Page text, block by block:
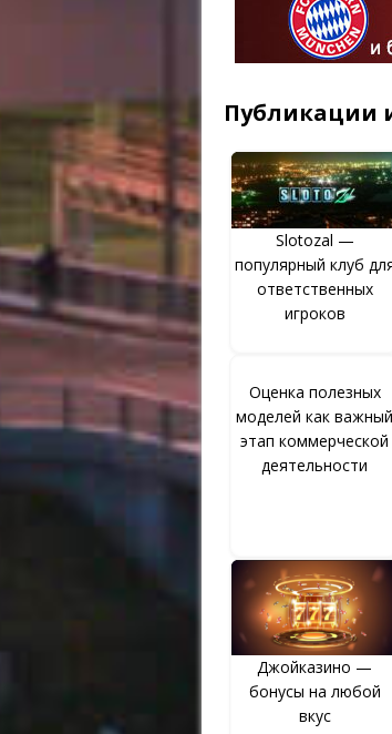
Публикации
Slotozal —
популярный клуб
ответственных
игроков
Оценка полезных
моделей как важный
этап коммерческой
деятельности
Джойказино —
бонусы на любой
вкус